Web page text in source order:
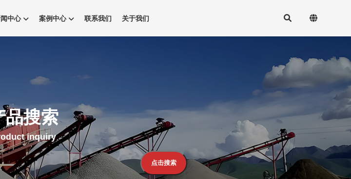
中心 案例中心 联系我们 关于我们
品搜索
inquiry
搜
索
点击搜索